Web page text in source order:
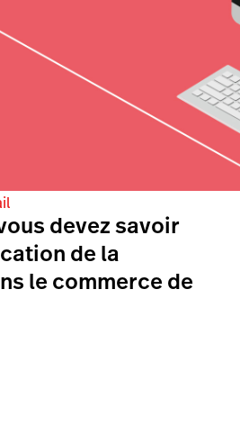
devez savoir
de la
le commerce de